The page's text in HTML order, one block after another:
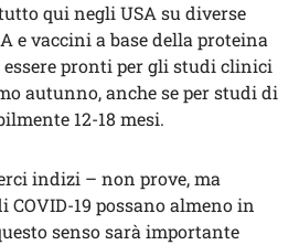
qui negli USA su diverse
e vaccini a base della proteina
pronti per gli studi clinici
autunno, anche se per studi di
12-18 mesi.
indizi – non prove, ma
19 possano almeno in
senso sarà importante